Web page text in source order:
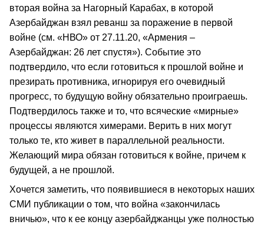
вторая война за Нагорный Карабах, в которой
Азербайджан взял реванш за поражение в первой
войне (см. «НВО» от 27.11.20, «Армения –
Азербайджан: 26 лет спустя»). Событие это
подтвердило, что если готовиться к прошлой войне и
презирать противника, игнорируя его очевидный
прогресс, то будущую войну обязательно проиграешь.
Подтвердилось также и то, что всяческие «мирные»
процессы являются химерами. Верить в них могут
только те, кто живет в параллельной реальности.
Желающий мира обязан готовиться к войне, причем к
будущей, а не прошлой.
Хочется заметить, что появившиеся в некоторых наших
СМИ публикации о том, что война «закончилась
вничью», что к ее концу азербайджанцы уже полностью